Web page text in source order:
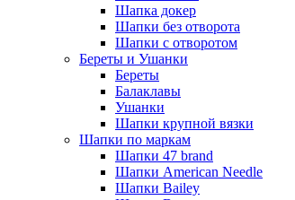
Шапка докер
Шапки без отворота
Шапки с отворотом
Береты и Ушанки
Береты
Балаклавы
Ушанки
Шапки крупной вязки
Шапки по маркам
Шапки 47 brand
Шапки American Needle
Шапки Bailey